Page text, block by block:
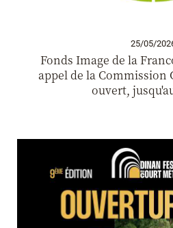
25/05/
Fonds Image de la
appel de la Commission
ouvert,